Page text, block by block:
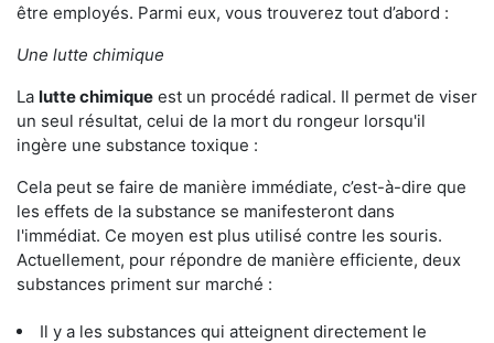
être employés. Parmi eux, vous trouverez tout d’abord :
Une lutte chimique
La lutte chimique est un procédé radical. Il permet de viser
un seul résultat, celui de la mort du rongeur lorsqu'il
ingère une substance toxique :
Cela peut se faire de manière immédiate, c’est-à-dire que
les effets de la substance se manifesteront dans
l'immédiat. Ce moyen est plus utilisé contre les souris.
Actuellement, pour répondre de manière efficiente, deux
substances priment sur marché :
Il y a les substances qui atteignent directement le